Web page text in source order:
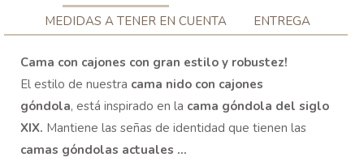
MEDIDAS A TENER EN CUENTA
ENTREGA
Cama con cajones con gran estilo y robustez!
El estilo de nuestra cama nido con cajones
góndola, está inspirado en la cama góndola del siglo
XIX. Mantiene las señas de identidad que tienen las
camas góndolas actuales ...